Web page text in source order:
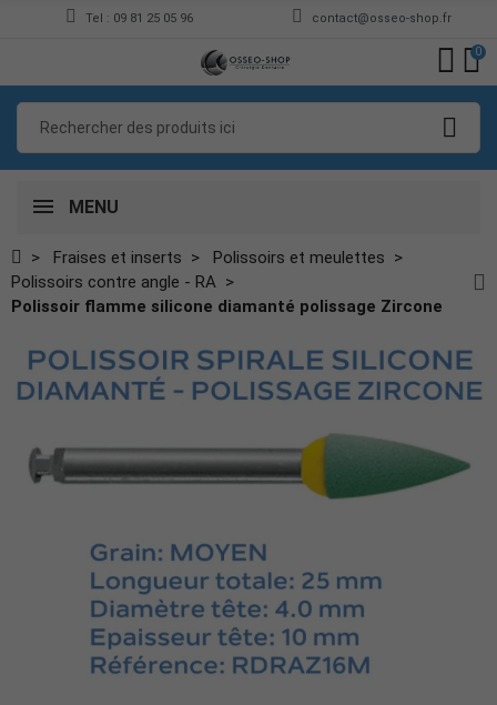
Tel : 09 81 25 05 96 contact@osseo-shop.fr
0
MENU
Fraises et inserts
Polissoirs et meulettes
Polissoirs contre angle - RA
Polissoir flamme silicone diamanté polissage Zircone